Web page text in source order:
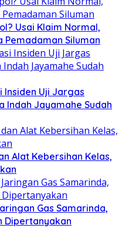
Usai Klaim Normal,
Pemadaman Siluman
Insiden Uji Jargas
Indah Jayamahe Sudah
Alat Kebersihan Kelas,
Gas Samarinda,
Dipertanyakan